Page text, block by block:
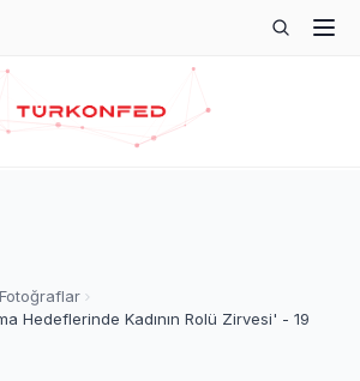
Fotoğraflar
Hedeflerinde Kadının Rolü Zirvesi' - 19